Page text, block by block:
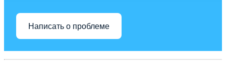
Написать о проблеме